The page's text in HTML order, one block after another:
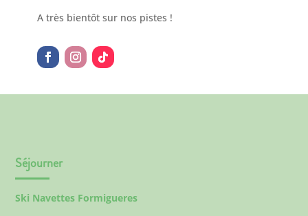
A très bientôt sur nos pistes !
Séjourner
Ski Navettes Formigueres